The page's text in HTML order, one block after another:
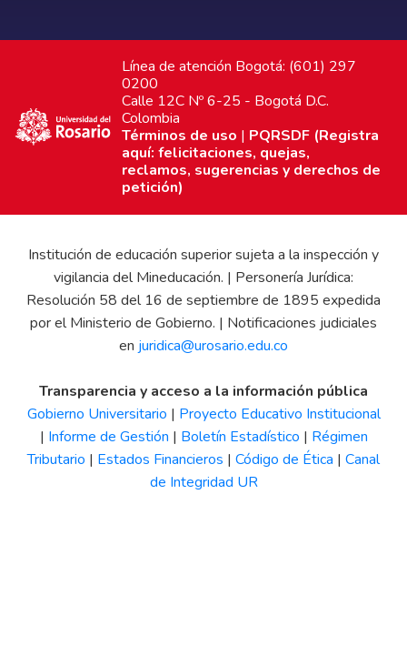
Línea de atención Bogotá: (601) 297
0200
Calle 12C Nº 6-25 - Bogotá D.C.
Colombia
Términos de uso | PQRSDF (Registra
aquí: felicitaciones, quejas,
reclamos, sugerencias y derechos de
petición)
Institución de educación superior sujeta a la inspección y
vigilancia del Mineducación. | Personería Jurídica:
Resolución 58 del 16 de septiembre de 1895 expedida
por el Ministerio de Gobierno. | Notificaciones judiciales
en juridica@urosario.edu.co
Transparencia y acceso a la información pública
Gobierno Universitario | Proyecto Educativo Institucional
| Informe de Gestión | Boletín Estadístico | Régimen
Tributario | Estados Financieros | Código de Ética | Canal
de Integridad UR